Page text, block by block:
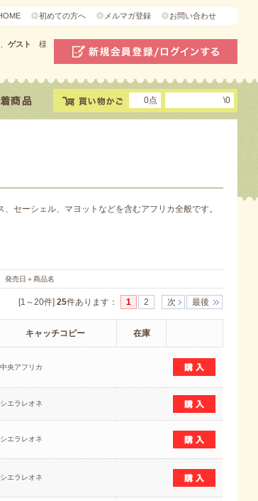
初めての方へ メルマガ登録 お問い合わせ
ゲスト 様
0点 \0
セーシェル、マヨットなどを含むアフリカ全般です。
発売日＋商品名
[1～20件] 25件あります ： 1 2 次 最後
キャッチコピー 在庫
中央アフリカ
シエラレオネ
シエラレオネ
シエラレオネ